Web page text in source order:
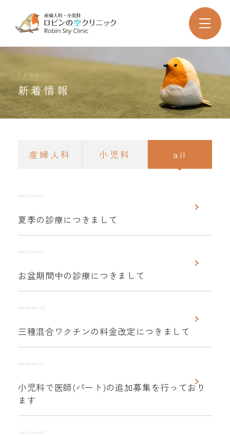
news
新着情報
産婦人科 小児科 all
2026.08.07
夏季の診療につきまして
2026.08.05
お盆期間中の診療につきまして
2026.07.28
三種混合ワクチンの料金改定につきまして
2026.05.11
小児科で医師(パート)の追加募集を行っており
ます
2026.05.08